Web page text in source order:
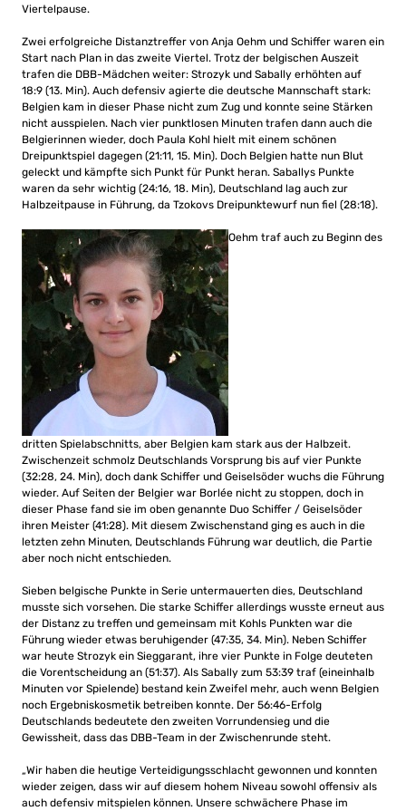
Viertelpause.
Zwei erfolgreiche Distanztreffer von Anja Oehm und Schiffer waren ein
Start nach Plan in das zweite Viertel. Trotz der belgischen Auszeit
trafen die DBB-Mädchen weiter: Strozyk und Sabally erhöhten auf
18:9 (13. Min). Auch defensiv agierte die deutsche Mannschaft stark:
Belgien kam in dieser Phase nicht zum Zug und konnte seine Stärken
nicht ausspielen. Nach vier punktlosen Minuten trafen dann auch die
Belgierinnen wieder, doch Paula Kohl hielt mit einem schönen
Dreipunktspiel dagegen (21:11, 15. Min). Doch Belgien hatte nun Blut
geleckt und kämpfte sich Punkt für Punkt heran. Saballys Punkte
waren da sehr wichtig (24:16, 18. Min), Deutschland lag auch zur
Halbzeitpause in Führung, da Tzokovs Dreipunktewurf nun fiel (28:18).
Oehm traf auch zu Beginn des
dritten Spielabschnitts, aber Belgien kam stark aus der Halbzeit.
Zwischenzeit schmolz Deutschlands Vorsprung bis auf vier Punkte
(32:28, 24. Min), doch dank Schiffer und Geiselsöder wuchs die Führung
wieder. Auf Seiten der Belgier war Borlée nicht zu stoppen, doch in
dieser Phase fand sie im oben genannte Duo Schiffer / Geiselsöder
ihren Meister (41:28). Mit diesem Zwischenstand ging es auch in die
letzten zehn Minuten, Deutschlands Führung war deutlich, die Partie
aber noch nicht entschieden.
Sieben belgische Punkte in Serie untermauerten dies, Deutschland
musste sich vorsehen. Die starke Schiffer allerdings wusste erneut aus
der Distanz zu treffen und gemeinsam mit Kohls Punkten war die
Führung wieder etwas beruhigender (47:35, 34. Min). Neben Schiffer
war heute Strozyk ein Sieggarant, ihre vier Punkte in Folge deuteten
die Vorentscheidung an (51:37). Als Sabally zum 53:39 traf (eineinhalb
Minuten vor Spielende) bestand kein Zweifel mehr, auch wenn Belgien
noch Ergebniskosmetik betreiben konnte. Der 56:46-Erfolg
Deutschlands bedeutete den zweiten Vorrundensieg und die
Gewissheit, dass das DBB-Team in der Zwischenrunde steht.
„Wir haben die heutige Verteidigungsschlacht gewonnen und konnten
wieder zeigen, dass wir auf diesem hohem Niveau sowohl offensiv als
auch defensiv mitspielen können. Unsere schwächere Phase im